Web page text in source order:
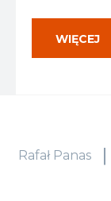
WIĘCEJ
Rafał Panas